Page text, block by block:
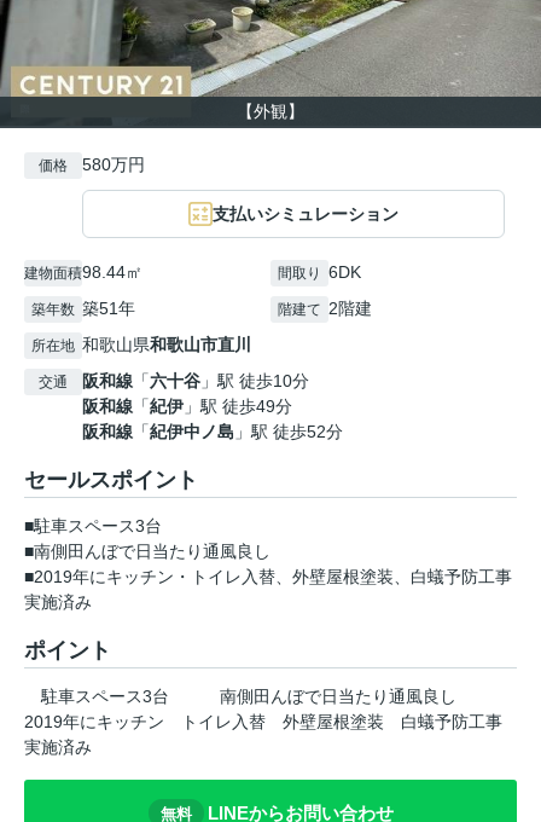
【外観】
価格 580万円
支払いシミュレーション
建物面積98.44㎡ 間取り 6DK
築年数 築51年 階建て 2階建
所在地 和歌山県和歌山市直川
交通 阪和線 「六十谷 」駅 徒歩10分
阪和線 「紀伊 」駅 徒歩49分
阪和線 「紀伊中ノ島 」駅 徒歩52分
セールスポイント
■駐車スペース3台
■南側田んぼで日当たり通風良し
■2019年にキッチン・トイレ入替、外壁屋根塗装、白蟻予防工事
実施済み
ポイント
駐車スペース3台
南側田んぼで日当たり通風良し
2019年にキッチン
トイレ入替 外壁屋根塗装
白蟻予防工事
実施済み
無料 LINEからお問い合わせ